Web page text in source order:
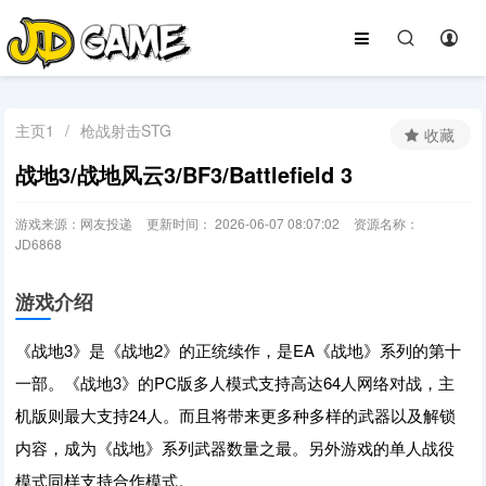
主页1 / 枪战射击STG
战地3/战地风云3/BF3/Battlefield 3
游戏来源：网友投递 更新时间： 2026-06-07 08:07:02
资源名称：
JD6868
收藏
游戏介绍
《战地3》是《战地2》的正统续作，是EA《战地》系列的第十
一部。《战地3》的PC版多人模式支持高达64人网络对战，主
机版则最大支持24人。而且将带来更多种多样的武器以及解锁
内容，成为《战地》系列武器数量之最。另外游戏的单人战役
模式同样支持合作模式。